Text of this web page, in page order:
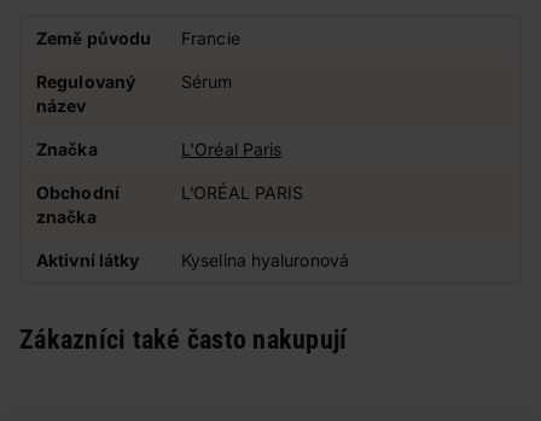
Země původu Francie
Regulovaný
název
Sérum
Značka L'Oréal Paris
Obchodní
značka
L’ORÉAL PARIS
Aktivní látky Kyselina hyaluronová
Zákazníci také často nakupují